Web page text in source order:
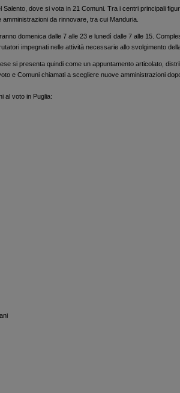
Salento, dove si vota in 21 Comuni. Tra i centri principali
da rinnovare, tra cui Manduria.
domenica dalle 7 alle 23 e lunedì dalle 7 alle 15.
impegnati nelle attività necessarie allo svolgimento
si presenta quindi come un appuntamento articolato,
e Comuni chiamati a scegliere nuove amministrazioni
al voto in Puglia: